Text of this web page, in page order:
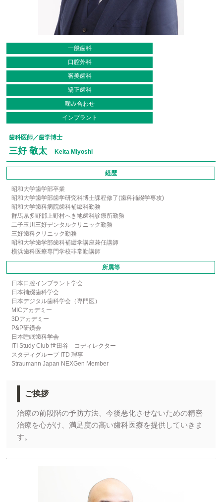
一般歯科
口腔外科
審美歯科
矯正歯科
噛み合わせ
インプラント
歯科医師／歯学博士
三好 敬太 Keita Miyoshi
経歴
昭和大学歯学部卒業
昭和大学歯学部歯学研究科博士課程修了(歯科補綴学専攻)
昭和大学歯科病院歯科補綴科勤務
群馬県多野郡上野村へき地歯科診療所勤務
二子玉川三好デンタルクリニック勤務
三好歯科クリニック勤務
昭和大学歯学部歯科補綴学講座兼任講師
横浜歯科医療専門学校非常勤講師
所属等
日本口腔インプラント学会
日本補綴歯科学会
日本デジタル歯科学会（専門医）
MICアカデミー
3Dアカデミー
P&P研鑽会
日本睡眠歯科学会
ITI Study Club 世田谷 コディレクター
スタディグループ ITD 理事
Straumann Japan NEXGen Member
ご挨拶
治療の前段階の予防方法、今後悪化させないための精密
治療を心がけ、満足度の高い歯科医療を提供していきま
す。